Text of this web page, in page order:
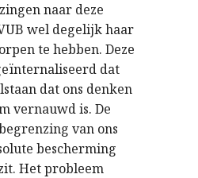
naar deze
wel degelijk haar
te hebben. Deze
dat
dat ons denken
vernauwd is. De
van ons
bescherming
Het probleem